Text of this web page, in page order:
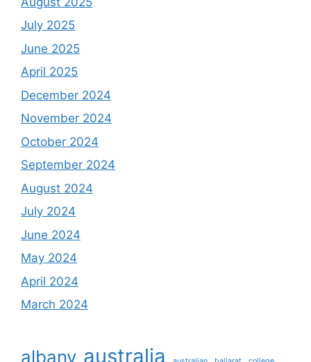
July 2025
June 2025
April 2025
December 2024
November 2024
October 2024
September 2024
August 2024
July 2024
June 2024
May 2024
April 2024
March 2024
albany australia